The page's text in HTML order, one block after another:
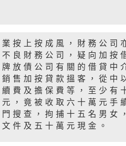
按上按成風，財務公司
良財務公司，疑向加按
放債公司有關的借貸中
售加按貸款搵客，從中
費及擔保費等，至少有
，竟被收取六十萬元手
搜查，拘捕十五名男女
件及五十萬元現金。